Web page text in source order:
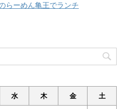
らーめん亀王でランチ
水 木 金 土